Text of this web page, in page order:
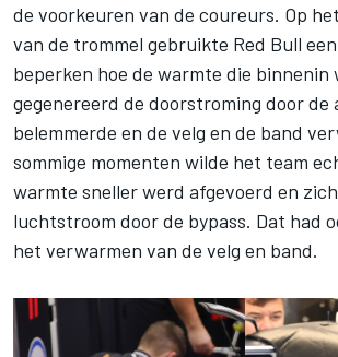
de voorkeuren van de coureurs. Op
van de trommel gebruikte Red Bull
beperken hoe de warmte die binnenin
gegenereerd de doorstroming door de
belemmerde en de velg en de band
sommige momenten wilde het team
warmte sneller werd afgevoerd en
luchtstroom door de bypass. Dat had
het verwarmen van de velg en band.